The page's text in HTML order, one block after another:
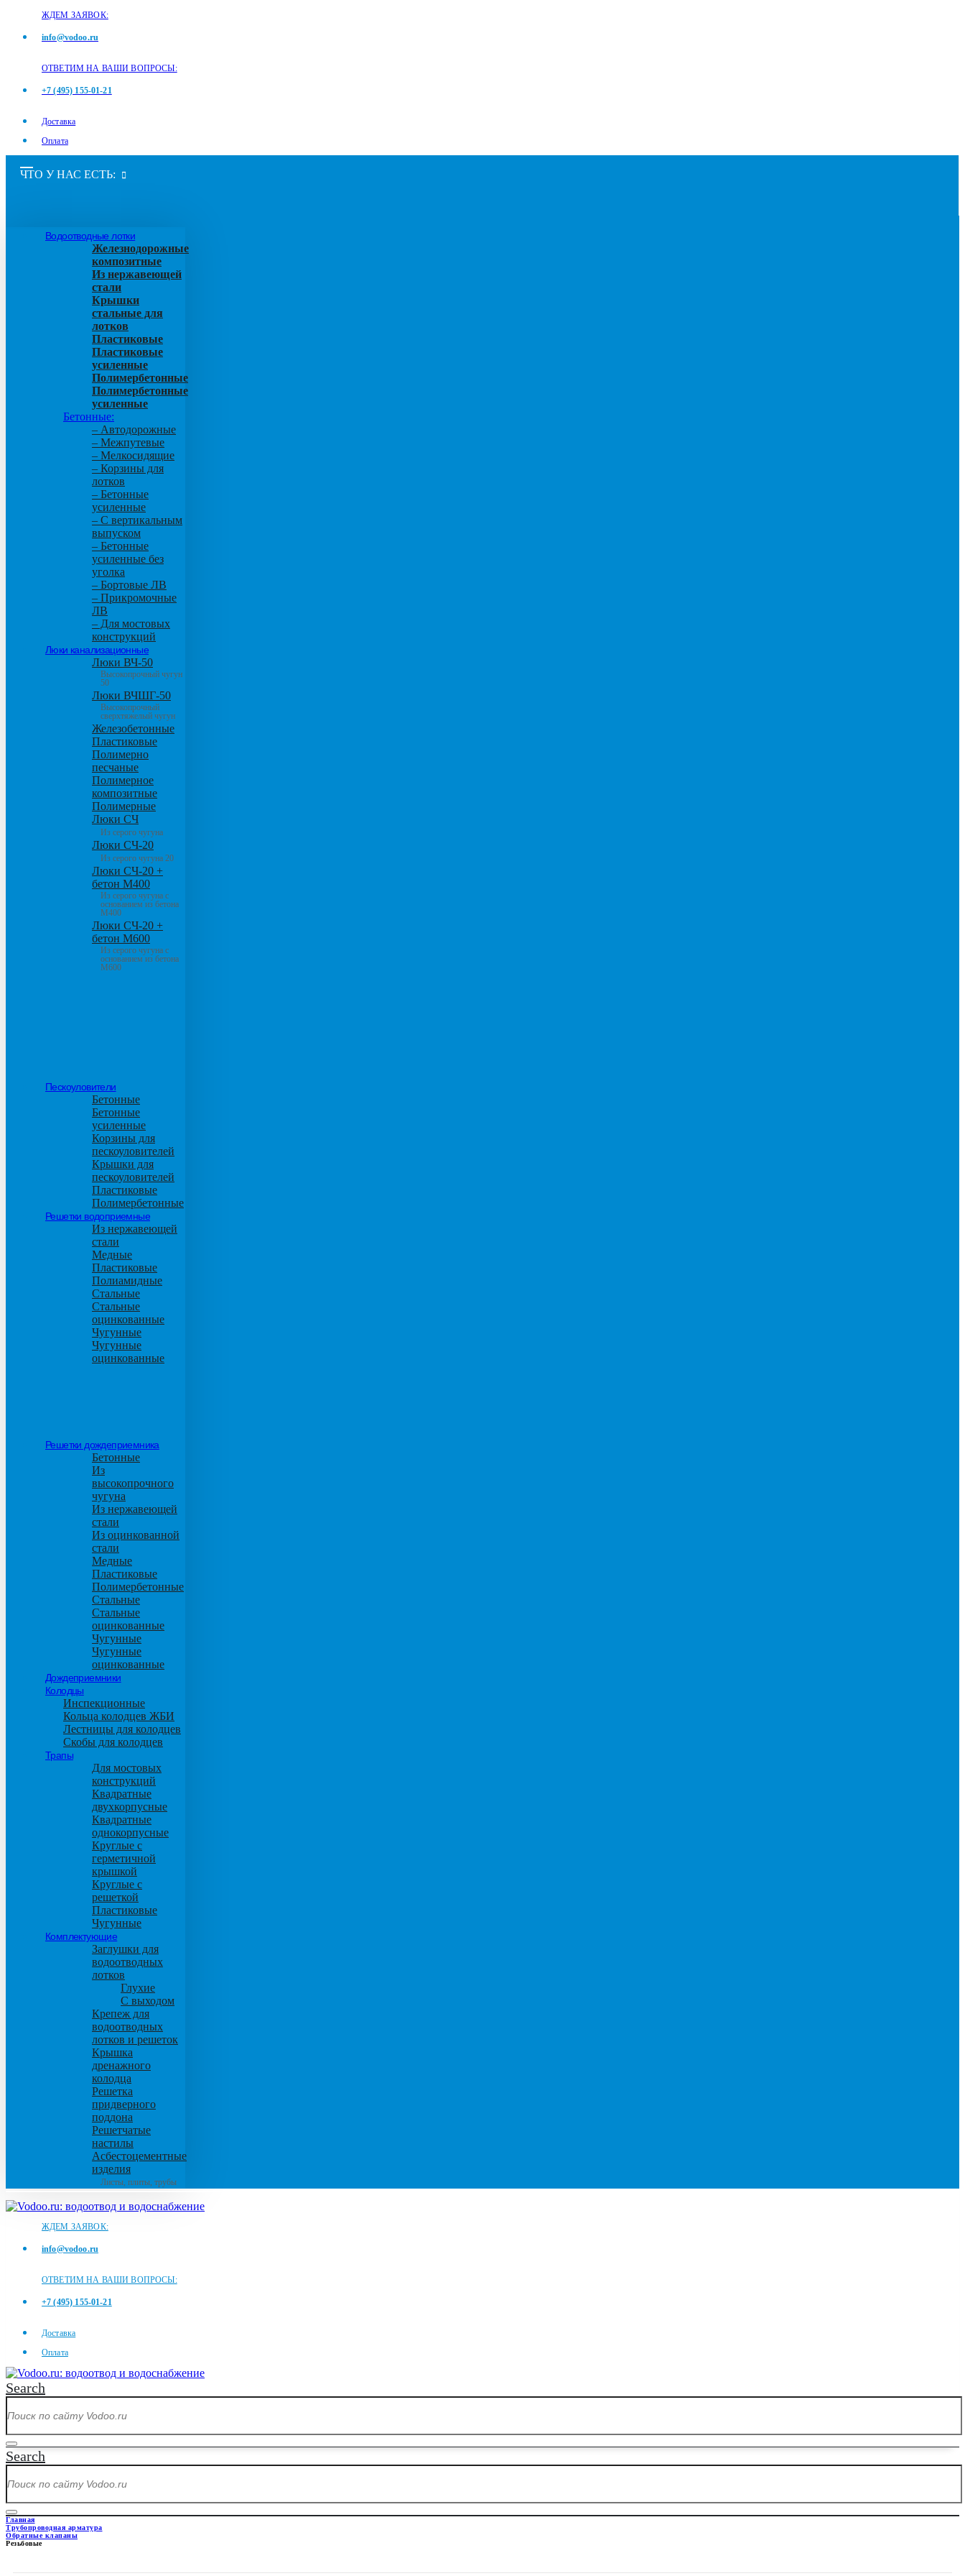
ЖДЕМ ЗАЯВОК:
info@vodoo.ru
ОТВЕТИМ НА ВАШИ ВОПРОСЫ:
+7 (495) 155-01-21
Доставка
Оплата
ЧТО У НАС ЕСТЬ:
Водоотводные лотки
Железнодорожные
композитные
Из нержавеющей
стали
Крышки
стальные для
лотков
Пластиковые
Пластиковые
усиленные
Полимербетонные
Полимербетонные
усиленные
Бетонные:
– Автодорожные
– Межпутевые
– Мелкосидящие
– Корзины для
лотков
– Бетонные
усиленные
– С вертикальным
выпуском
– Бетонные
усиленные без
уголка
– Бортовые ЛВ
– Прикромочные
ЛВ
– Для мостовых
конструкций
Люки канализационные
Люки ВЧ-50
Высокопрочный чугун
50
Люки ВЧШГ-50
Высокопрочный
сверхтяжелый чугун
Железобетонные
Пластиковые
Полимерно
песчаные
Полимерное
композитные
Полимерные
Люки СЧ
Из серого чугуна
Люки СЧ-20
Из серого чугуна 20
Люки СЧ-20 +
бетон М400
Из серого чугуна с
основанием из бетона
М400
Люки СЧ-20 +
бетон М600
Из серого чугуна с
основанием из бетона
М600
Пескоуловители
Бетонные
Бетонные
усиленные
Корзины для
пескоуловителей
Крышки для
пескоуловителей
Пластиковые
Полимербетонные
Решетки водоприемные
Из нержавеющей
стали
Медные
Пластиковые
Полиамидные
Стальные
Стальные
оцинкованные
Чугунные
Чугунные
оцинкованные
Решетки дождеприемника
Бетонные
Из
высокопрочного
чугуна
Из нержавеющей
стали
Из оцинкованной
стали
Медные
Пластиковые
Полимербетонные
Стальные
Стальные
оцинкованные
Чугунные
Чугунные
оцинкованные
Дождеприемники
Колодцы
Инспекционные
Кольца колодцев ЖБИ
Лестницы для колодцев
Скобы для колодцев
Трапы
Для мостовых
конструкций
Квадратные
двухкорпусные
Квадратные
однокорпусные
Круглые с
герметичной
крышкой
Круглые с
решеткой
Пластиковые
Чугунные
Комплектующие
Заглушки для
водоотводных
лотков
Глухие
С выходом
Крепеж для
водоотводных
лотков и решеток
Крышка
дренажного
колодца
Решетка
придверного
поддона
Решетчатые
настилы
Асбестоцементные
изделия
Листы, плиты, трубы
ЖДЕМ ЗАЯВОК:
info@vodoo.ru
ОТВЕТИМ НА ВАШИ ВОПРОСЫ:
+7 (495) 155-01-21
Доставка
Оплата
Search
Search
Главная
Трубопроводная арматура
Обратные клапаны
Резьбовые